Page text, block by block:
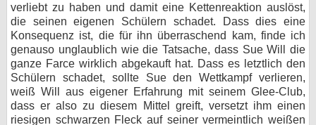
verliebt zu haben und damit eine Kettenreaktion auslöst,
die seinen eigenen Schülern schadet. Dass dies eine
Konsequenz ist, die für ihn überraschend kam, finde ich
genauso unglaublich wie die Tatsache, dass Sue Will die
ganze Farce wirklich abgekauft hat. Dass es letztlich den
Schülern schadet, sollte Sue den Wettkampf verlieren,
weiß Will aus eigener Erfahrung mit seinem Glee-Club,
dass er also zu diesem Mittel greift, versetzt ihm einen
riesigen schwarzen Fleck auf seiner vermeintlich weißen